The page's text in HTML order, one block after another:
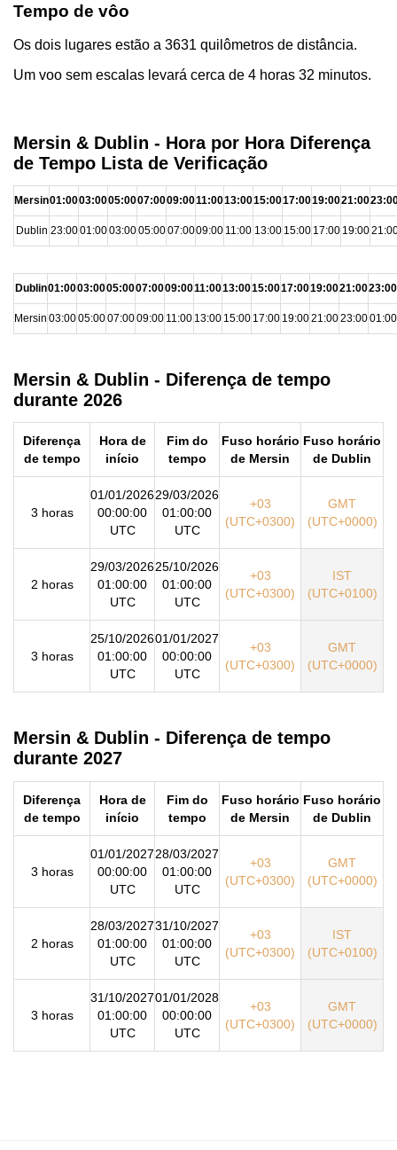
Tempo de vôo
Os dois lugares estão a 3631 quilômetros de distância.
Um voo sem escalas levará cerca de 4 horas 32 minutos.
Mersin & Dublin - Hora por Hora Diferença
de Tempo Lista de Verificação
Mersin01:0003:0005:0007:0009:0011:0013:0015:0017:0019:0021:00
Dublin 23:0001:0003:0005:0007:0009:00 11:00 13:00 15:00 17:00 19:00
Dublin01:0003:0005:0007:0009:0011:0013:0015:0017:0019:0021:0023:00
Mersin 03:0005:0007:0009:00 11:00 13:00 15:00 17:00 19:0021:0023:0001:00
Mersin & Dublin - Diferença de tempo
durante 2026
Diferença
de tempo
Hora de
início
Fim do
tempo
Fuso horário
de Mersin
Fuso horário
de Dublin
3 horas
01/01/2026
00:00:00
UTC
29/03/2026
01:00:00
UTC
+03
(UTC+0300)
GMT
(UTC+0000)
2 horas
29/03/2026
01:00:00
UTC
25/10/2026
01:00:00
UTC
+03
(UTC+0300)
IST
(UTC+0100)
3 horas
25/10/2026
01:00:00
UTC
01/01/2027
00:00:00
UTC
+03
(UTC+0300)
GMT
(UTC+0000)
Mersin & Dublin - Diferença de tempo
durante 2027
Diferença
de tempo
Hora de
início
Fim do
tempo
Fuso horário
de Mersin
Fuso horário
de Dublin
3 horas
01/01/2027
00:00:00
UTC
28/03/2027
01:00:00
UTC
+03
(UTC+0300)
GMT
(UTC+0000)
2 horas
28/03/2027
01:00:00
UTC
31/10/2027
01:00:00
UTC
+03
(UTC+0300)
IST
(UTC+0100)
3 horas
31/10/2027
01:00:00
UTC
01/01/2028
00:00:00
UTC
+03
(UTC+0300)
GMT
(UTC+0000)